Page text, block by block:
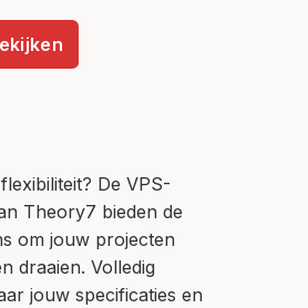
De VPS-
Theory7 bieden de
om jouw projecten
draaien. Volledig
jouw specificaties en